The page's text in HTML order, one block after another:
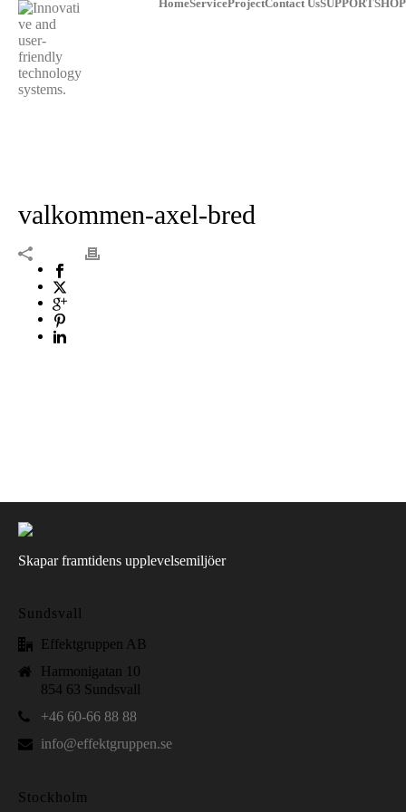
HomeServiceProjectContact UsSUPPORTSHOP
valkommen-axel-bred
Skapar framtidens upplevelsemiljöer
Sundsvall
Effektgruppen AB
Harmonigatan 10
854 63 Sundsvall
+46 60-66 88 88
info@effektgruppen.se
Stockholm